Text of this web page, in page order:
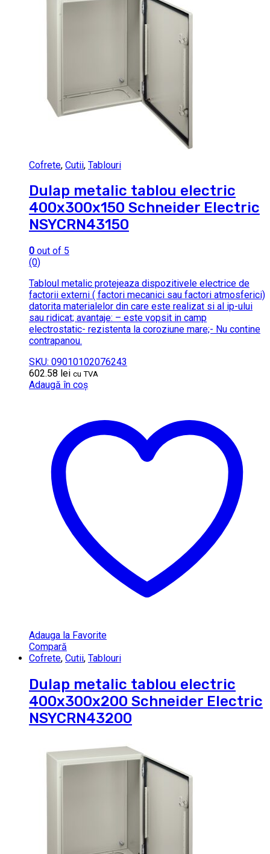
Cofrete, Cutii, Tablouri
Dulap metalic tablou electric
400x300x150 Schneider Electric
NSYCRN43150
0 out of 5
(0)
Tabloul metalic protejeaza dispozitivele electrice de
factorii externi ( factori mecanici sau factori atmosferici)
datorita materialelor din care este realizat si al ip-ului
sau ridicat; avantaje: – este vopsit in camp
electrostatic- rezistenta la coroziune mare;- Nu contine
contrapanou.
SKU: 09010102076243
602.58 lei cu TVA
Adaugă în coș
Adauga la Favorite
Compară
Cofrete, Cutii, Tablouri
Dulap metalic tablou electric
400x300x200 Schneider Electric
NSYCRN43200